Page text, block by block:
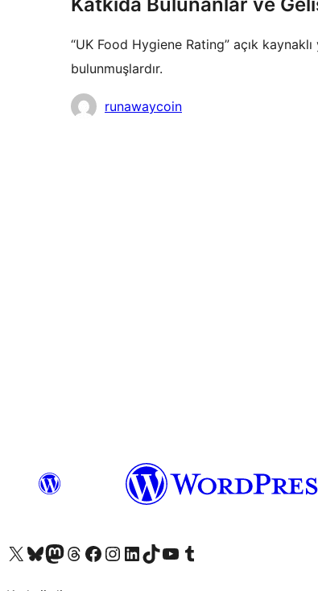
Katkıda Bulunanlar ve
“UK Food Hygiene Rating” açık
bulunmuşlardır.
Katkıdarunawaycoin
X (eski Twitter) hesabımıza bakın
Bluesky hesabımızı ziyaret edinMastodon hesabımızı ziyaret edinThreads hesabımızı ziyaret edinFacebook sayfamızı ziyaret edinInstagram hesabımızı ziyaret edinLinkedIn hesabımızı ziyaret edinTikTok hesabımızı ziyaret edinYouTube kanalımızı ziyaret edinTumblr hesabımızı ziyaret edin